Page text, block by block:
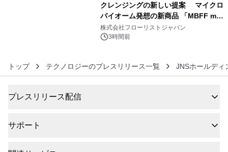
クレンジングの新しい提案 マイクロ
バイオーム発想の新商品 「MBFF mb
クレンジングPRO」を2026年8月6日
発売
株式会社フローリストジャパン
3時間前
トップ テクノロジーのプレスリリース一覧 JNSホールディ
プレスリリース配信
サポート